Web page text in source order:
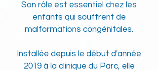
Son rôle est essentiel chez les
enfants qui souffrent de
malformations congénitales.
Installée depuis le début d'année
2019 à la clinique du Parc, elle